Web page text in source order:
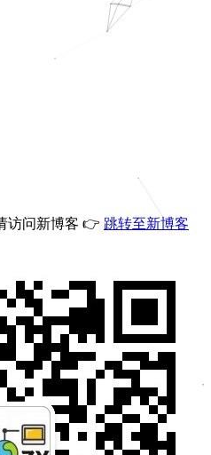
访问新博客 👉 跳转至新博客